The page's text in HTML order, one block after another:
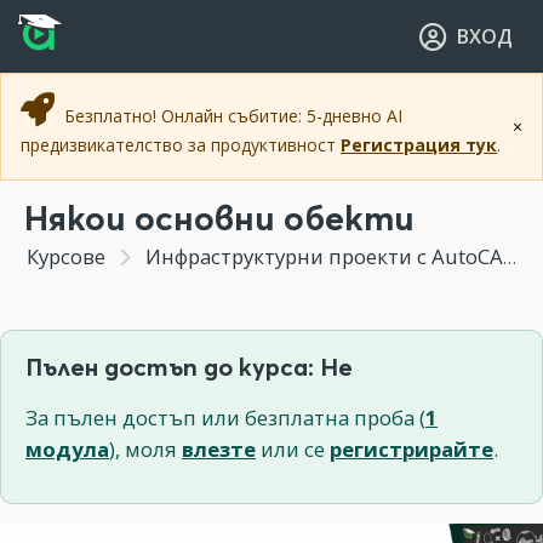
Прескочи към основното съдържание
Прескочи към навигацията
ВХОД
×
Безплатно! Онлайн събитие: 5-дневно AI
предизвикателство за продуктивност Регистрация тук.
Някои основни обекти
Курсове Инфраструктурни проекти с AutoCAD Civil 3D
Пълен достъп до курса: Не
За пълен достъп или безплатна проба (1
модула), моля влезте или се регистрирайте.